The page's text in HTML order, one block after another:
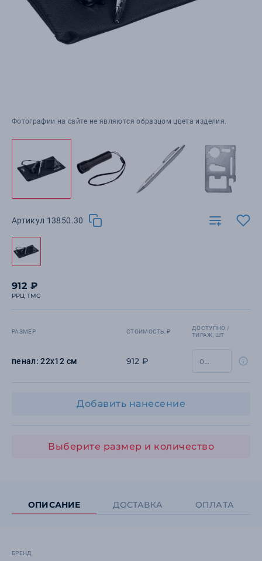
Фотографии на сайте не являются образцом цвета изделия.
Артикул 13850.30
912 ₽
РРЦ TMG
РАЗМЕР СТОИМОСТЬ, ₽
ДОСТУПНО /
ТИРАЖ, ШТ
пенал: 22х12 см 912 ₽
Добавить нанесение
Выберите размер и количество
ОПИСАНИЕ ДОСТАВКА ОПЛАТА
БРЕНД